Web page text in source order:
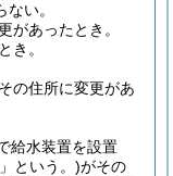
い。
があったとき。
き。
の住所に変更があ
給水装置を設置
という。)がその